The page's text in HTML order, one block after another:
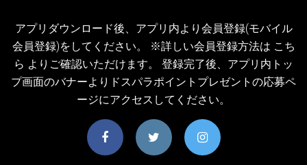
アプリダウンロード後、アプリ内より会員登録(モバイル
会員登録)をしてください。 ※詳しい会員登録方法は こち
ら よりご確認いただけます。 登録完了後、アプリ内トッ
プ画面のバナーよりドスパラポイントプレゼントの応募ペ
ージにアクセスしてください。